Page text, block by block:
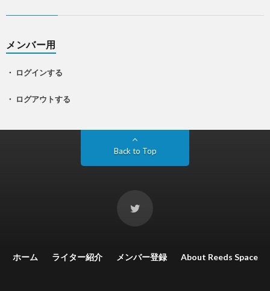
メンバー用
・ ログインする
・ ログアウトする
Back to Top
ホーム ライター紹介 メンバー登録 About Reeds Space